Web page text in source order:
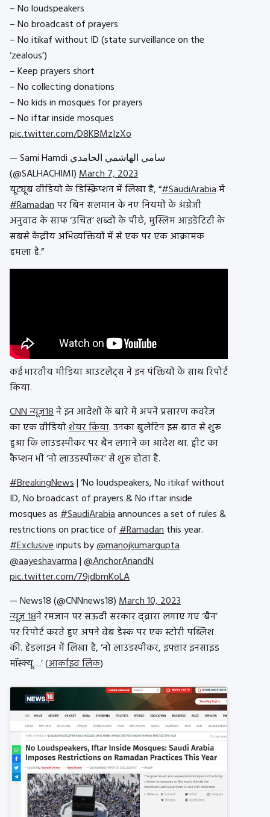
– No loudspeakers
– No broadcast of prayers
– No itikaf without ID (state surveillance on the
‘zealous’)
– Keep prayers short
– No collecting donations
– No kids in mosques for prayers
– No iftar inside mosques
pic.twitter.com/D8KBMzIzXo
— Sami Hamdi سامي الهاشمي الحامدي
(@SALHACHIMI)March 7, 2023
यूट्यूब वीडियो के डिस्क्रिप्शन में लिखा है, “#SaudiArabiaमें
#Ramadanपर बिन सलमान के नए नियमों के अंग्रेजी
अनुवाद के साफ ‘उचित’ शब्दों के पीछे, मुस्लिम आइडेंटिटी के
सबसे केंद्रीय अभिव्यक्तियों में से एक पर एक आक्रामक
हमला है.”
कई भारतीय मीडिया आउटलेट्स ने इन पंक्तियों के साथ रिपोर्ट
किया.
CNN न्यूज़18ने इन आदेशों के बारे में अपने प्रसारण कवरेज
का एक वीडियोशेयर किया. उनका बुलेटिन इस बात से शुरू
हुआ कि लाउडस्पीकर पर बैन लगाने का आदेश था. ट्वीट का
कैप्शन भी ‘नो लाउडस्पीकर’ से शुरू होता है.
#BreakingNews| ‘No loudspeakers, No itikaf without
ID, No broadcast of prayers & No iftar inside
mosques as#SaudiArabiaannounces a set of rules &
restrictions on practice of#Ramadanthis year.
#Exclusiveinputs by@manojkumargupta
@aayeshavarma|@AnchorAnandN
pic.twitter.com/79jdbmKoLA
— News18 (@CNNnews18)March 10, 2023
न्यूज़ 18ने रमजान पर सऊदी सरकार द्व्रारा लगाए गए ‘बैन’
पर रिपोर्ट करते हुए अपने वेब डेस्क पर एक स्टोरी पब्लिश
की. हेडलाइन में लिखा है, ‘नो लाउडस्पीकर, इफ्तार इनसाइड
मॉस्क्यू…’ (आर्काइव लिंक)